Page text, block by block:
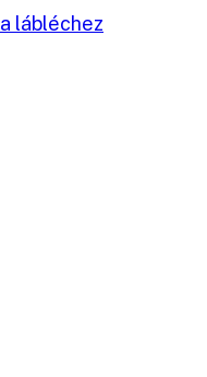
lábléchez